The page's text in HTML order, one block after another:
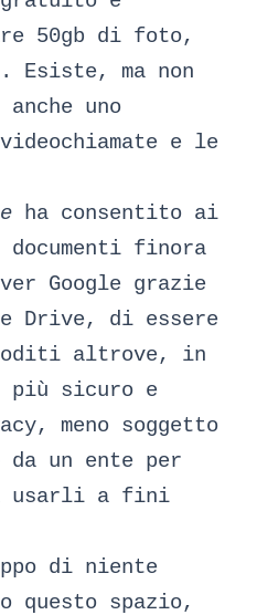
50gb di foto,
Esiste, ma non
uno
e le
ha consentito ai
finora
Google grazie
Drive, di essere
altrove, in
più sicuro e
meno soggetto
un ente per
a usarli a fini
di niente
questo spazio,